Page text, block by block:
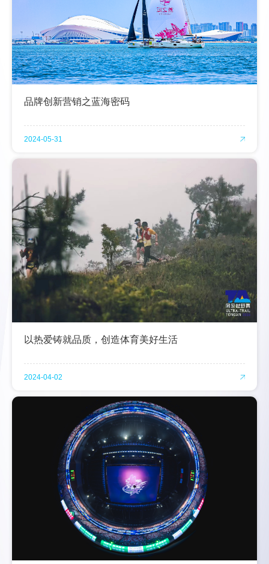
品牌创新营销之蓝海密码
2024-05-31
以热爱铸就品质，创造体育美好生活
2024-04-02